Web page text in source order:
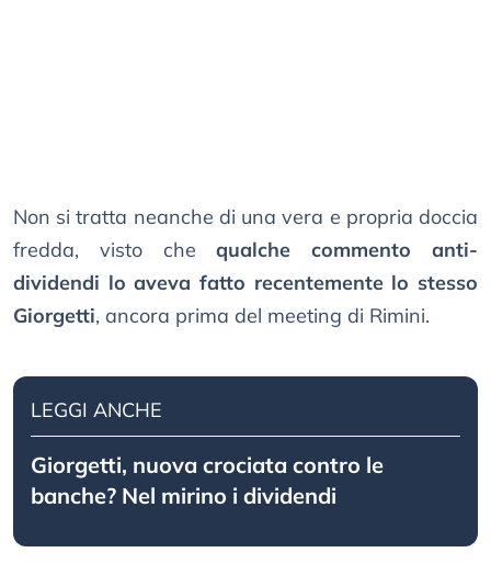
Non si tratta neanche di una vera e propria doccia
fredda, visto chequalche commento anti-
dividendi lo aveva fatto recentemente lo stesso
Giorgetti, ancora prima del meeting di Rimini.
LEGGI ANCHE
Giorgetti, nuova crociata contro le
banche? Nel mirino i dividendi